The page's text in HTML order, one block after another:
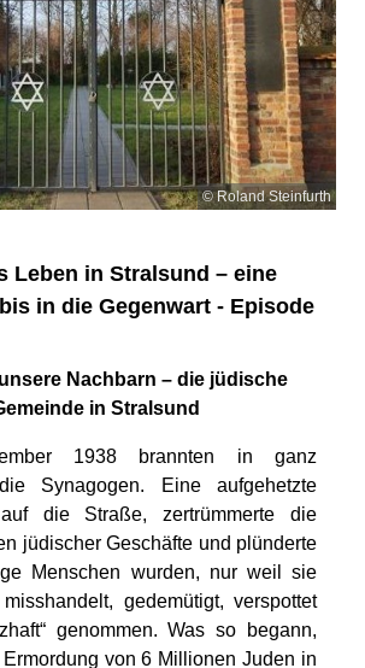
© Roland Steinfurth
Leben in Stralsund – eine
in die Gegenwart - Episode
Nachbarn – die jüdische
in Stralsund
1938 brannten in ganz
Synagogen. Eine aufgehetzte
die Straße, zertrümmerte die
jüdischer Geschäfte und plünderte
Menschen wurden, nur weil sie
gedemütigt, verspottet
genommen. Was so begann,
von 6 Millionen Juden in